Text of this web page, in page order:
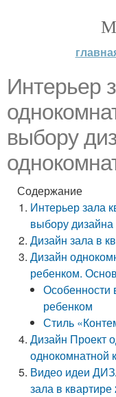
Интерьер
выбору
Содержание
Интерьер зала
выбору
Дизайн зала в
Дизайн
ребенком.
Особенности
ребенком
Стиль
Дизайн Проект
однокомнатной
Видео идеи
зала в квартире